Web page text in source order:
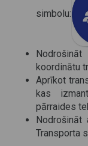
simbolu:
koordinātu
Aprīkot
kas
pārraides
Transporta